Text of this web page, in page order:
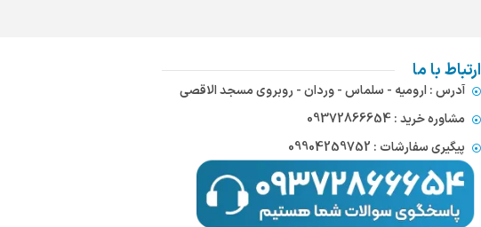
ارتباط با ما
آدرس : ارومیه - سلماس - وردان - روبروی مسجد الاقصی
مشاوره خرید : 09372866654
پیگیری سفارشات : 09904259752